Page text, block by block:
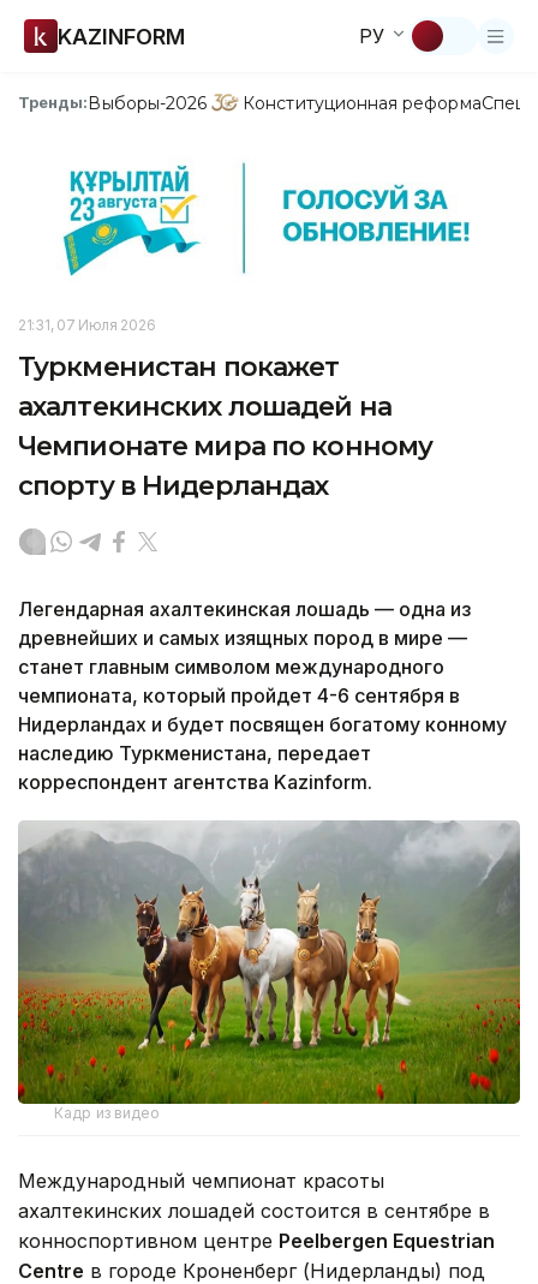
KAZINFORM РУ
Тренды:Выборы-2026 Конституционная реформа
21:31, 07 Июля 2026
Туркменистан покажет
ахалтекинских лошадей на
Чемпионате мира по конному
спорту в Нидерландах
Легендарная ахалтекинская лошадь — одна из
древнейших и самых изящных пород в мире —
станет главным символом международного
чемпионата, который пройдет 4-6 сентября в
Нидерландах и будет посвящен богатому конному
наследию Туркменистана, передает
корреспондент агентства Kazinform.
Кадр из видео
Международный чемпионат красоты
ахалтекинских лошадей состоится в сентябре в
конноспортивном центре Peelbergen Equestrian
Centre в городе Кроненберг (Нидерланды) под